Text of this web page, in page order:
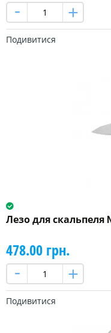
Подивитися
Лезо для скальпеля
478.00 грн.
Подивитися